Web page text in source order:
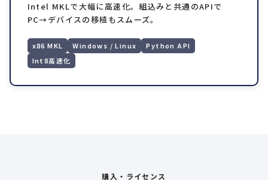
Intel MKLで大幅に高速化。組込みと共通のAPIで
PC→デバイスの移植もスムーズ。
x86 MKL Windows / Linux
Python API
Int8高速化
購入・ライセンス